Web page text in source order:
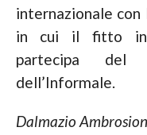
internazionale con
in cui il fitto
partecipa del
dell’Informale.
Dalmazio